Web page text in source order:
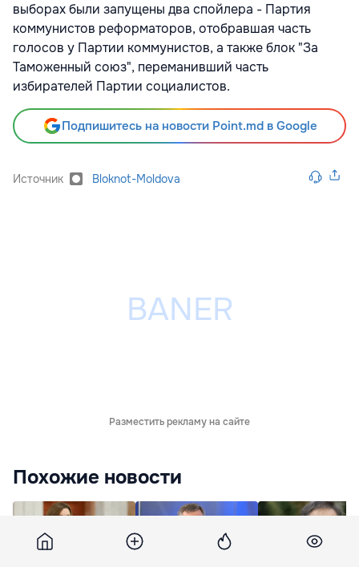
выборах были запущены два спойлера - Партия
коммунистов реформаторов, отобравшая часть
голосов у Партии коммунистов, а также блок "За
Таможенный союз", переманивший часть
избирателей Партии социалистов.
Подпишитесь на новости Point.md в Google
Источник Bloknot-Moldova
Разместить рекламу на сайте
Похожие новости